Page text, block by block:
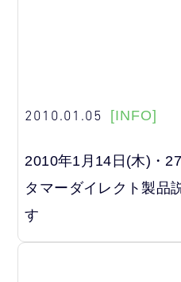
2010.01.05 [INFO]
2010年1月14日(木)・
タマーダイレクト製品
す